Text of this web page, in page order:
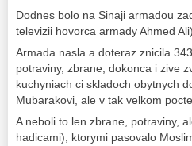
Dodnes bolo na Sinaji armadou
televizii hovorca armady Ahmed
Armada nasla a doteraz znicila
potraviny, zbrane, dokonca i zive
kuchyniach ci skladoch obytnych
Mubarakovi, ale v tak velkom
A neboli to len zbrane, potraviny,
hadicami), ktorymi pasovalo